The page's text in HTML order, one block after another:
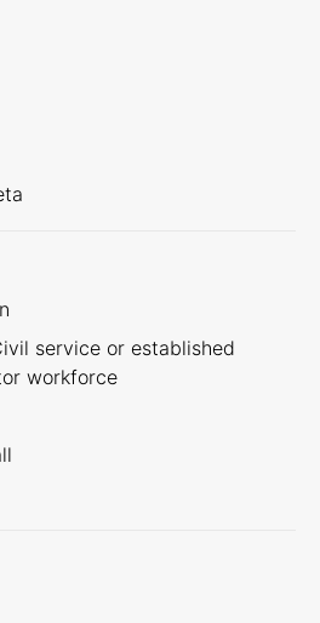
service or established
workforce